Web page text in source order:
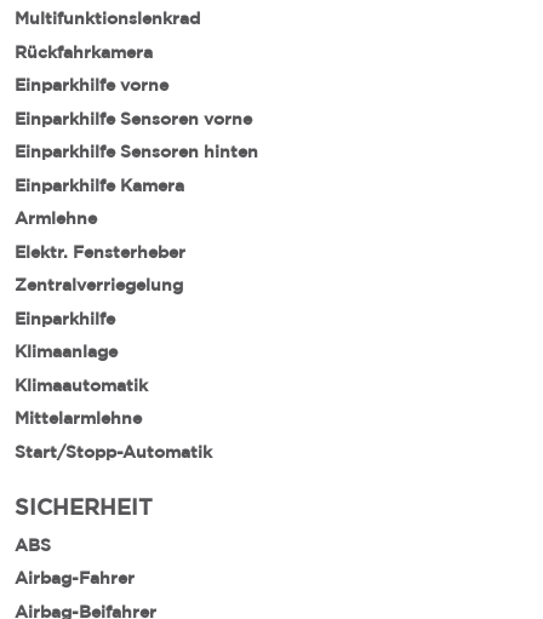
Multifunktionslenkrad
Rückfahrkamera
Einparkhilfe vorne
Einparkhilfe Sensoren vorne
Einparkhilfe Sensoren hinten
Einparkhilfe Kamera
Armlehne
Elektr. Fensterheber
Zentralverriegelung
Einparkhilfe
Klimaanlage
Klimaautomatik
Mittelarmlehne
Start/Stopp-Automatik
SICHERHEIT
ABS
Airbag-Fahrer
Airbag-Beifahrer